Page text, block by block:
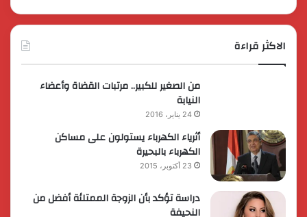
الاكثر قراءة
من الصغير للكبير.. مرتبات القضاة وأعضاء
النيابة
24 يناير، 2016
أثرياء الكهرباء يستولون على مساكن
الكهرباء بالبحيرة
23 أكتوبر، 2015
دراسة تؤكد بأن الزوجة الممتلئة أفضل من
النحيفة